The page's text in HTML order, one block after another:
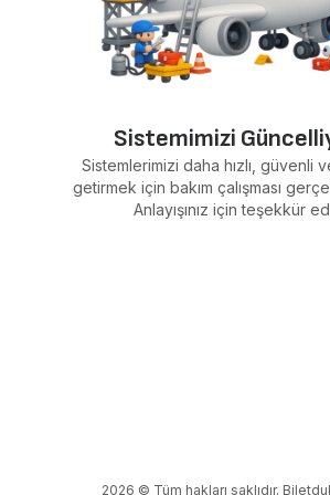
Sistemimizi
Sistemlerimizi daha hızlı, güvenli
getirmek için bakım çalışması
Anlayışınız için teşekkür
2026 © Tüm hakları saklıdır.